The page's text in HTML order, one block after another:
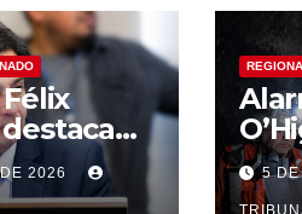
proyecto
la
2026 5 DE